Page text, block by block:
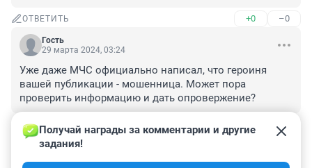
ОТВЕТИТЬ +0 –0
Гость
29 марта 2024, 03:24
Уже даже МЧС официально написал, что героиня
вашей публикации - мошенница. Может пора
проверить информацию и дать опровержение?
ОТВЕТИТЬ –0
Гость
Получай награды за комментарии и другие
задания!